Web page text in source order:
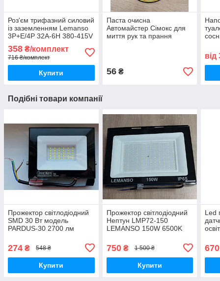
Роз'єм трифазний силовий
із заземленням Lemanso
3Р+Е/4Р 32А-6Н 380-415V
358 ₴/комплект
716 ₴/комплект
Купити
Паста очисна
Автомайстер Сімокс для
миття рук та прання
56₴
від
Подібні товари компанії
Прожектор світлодіодний
SMD 30 Вт модель
PARDUS-30 2700 лм
HOROZ ELECTRIC
освітлення LED
274 ₴ 548 ₴
Купити
Прожектор світлодіодний
Нептун LMP72-150
LEMANSO 150W 6500K
світильник LED освітлення
750₴ 1 500 ₴
Купити
Led
670